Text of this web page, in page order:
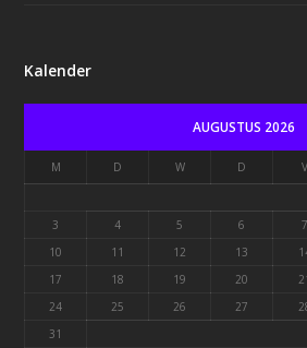
Kalender
AUGUSTUS 2026
M D W D V
3
4 5 6 7
10
11 12 13
17
18 19 20
24
25 26 27
31